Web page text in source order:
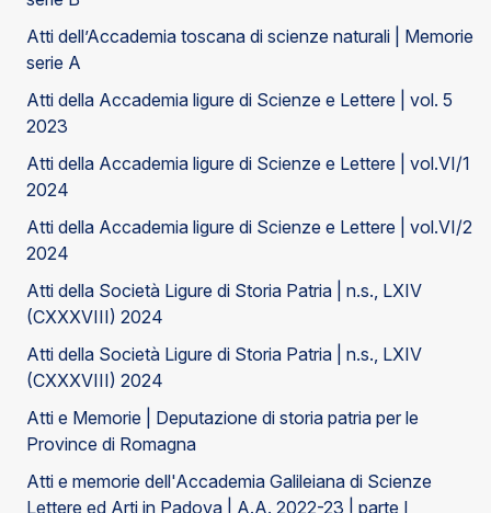
Atti dell’Accademia toscana di scienze naturali | Memorie
serie A
Atti della Accademia ligure di Scienze e Lettere | vol. 5
2023
Atti della Accademia ligure di Scienze e Lettere | vol.VI/1
2024
Atti della Accademia ligure di Scienze e Lettere | vol.VI/2
2024
Atti della Società Ligure di Storia Patria | n.s., LXIV
(CXXXVIII) 2024
Atti della Società Ligure di Storia Patria | n.s., LXIV
(CXXXVIII) 2024
Atti e Memorie | Deputazione di storia patria per le
Province di Romagna
Atti e memorie dell'Accademia Galileiana di Scienze
Lettere ed Arti in Padova | A.A. 2022-23 | parte I